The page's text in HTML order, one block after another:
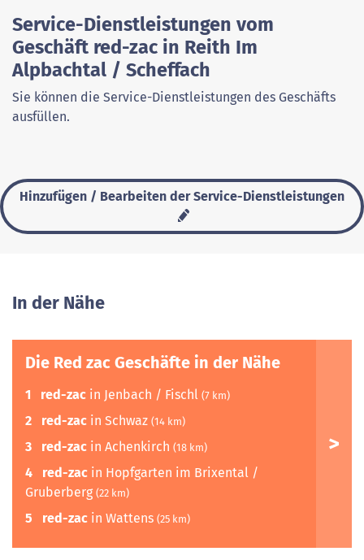
Service-Dienstleistungen vom
Geschäft red-zac in Reith Im
Alpbachtal / Scheffach
Sie können die Service-Dienstleistungen des Geschäfts
ausfüllen.
Hinzufügen / Bearbeiten der Service-Dienstleistungen
In der Nähe
Die Red zac Geschäfte in der Nähe
1 red-zac in Jenbach / Fischl (7 km)
2 red-zac in Schwaz (14 km)
3 red-zac in Achenkirch (18 km)
4 red-zac in Hopfgarten im Brixental /
Gruberberg (22 km)
5 red-zac in Wattens (25 km)